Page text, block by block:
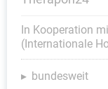
In Kooperation
(Internationale
bundesweit